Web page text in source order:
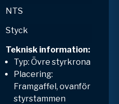
NTS
Styck
Teknisk information:
Typ: Övre styrkrona
Placering:
Framgaffel, ovanför
styrstammen